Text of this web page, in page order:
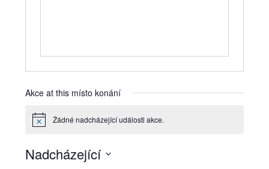
Akce at this místo konání
Notice Žádné nadcházející události akce.
Nadcházející